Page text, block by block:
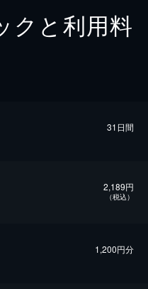
クと利用料
31日間
2,189円
（税込）
1,200円分